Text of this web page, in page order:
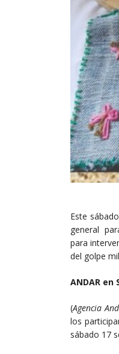
Este
general
para
del golpe
ANDAR
(Agencia
los
sábado 17